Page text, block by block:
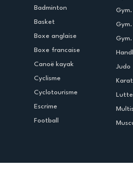
Badminton
Basket
Boxe anglaise
Boxe francaise
Canoë kayak
Cyclisme
Cyclotourisme
Escrime
Football
Judo
Lutte